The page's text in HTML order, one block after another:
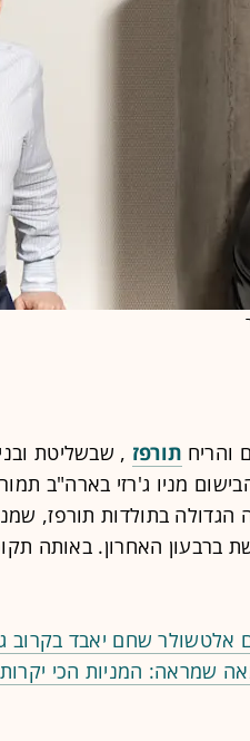
והריח תורפז , שבשליטת
אלטשולר שחם יאבד בקרוב
שמראה: המניות הכי